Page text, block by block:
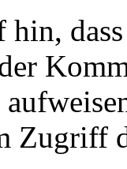
hin,
Zugriff